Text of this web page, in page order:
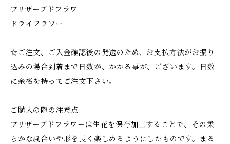
プリザーブドフラワ
ドライフラワー
☆ご注文、ご入金確認後の発送のため、お支払方法がお振り
込みの場合到着まで日数が、かかる事が、ございます。日数
に余裕を持ってご注文下さい。
ご購入の際の注意点
プリザーブドフラワーは生花を保存加工することで、その柔
らかな風合いや形を長く楽しめるようにしたものです。まる